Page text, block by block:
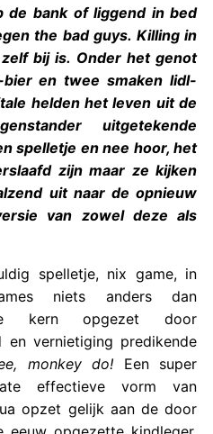
de bank of liggend in bed
the bad guys. Killing in
bij is. Onder het genot
en twee smaken lidl-
helden het leven uit de
uitgetekende
spelletje en nee hoor, het
zijn maar ze kijken
uit naar de opnieuw
van zowel deze als
spelletje, nix game, in
niets anders dan
kern opgezet door
vernietiging predikende
monkey do! Een super
effectieve vorm van
opzet gelijk aan de door